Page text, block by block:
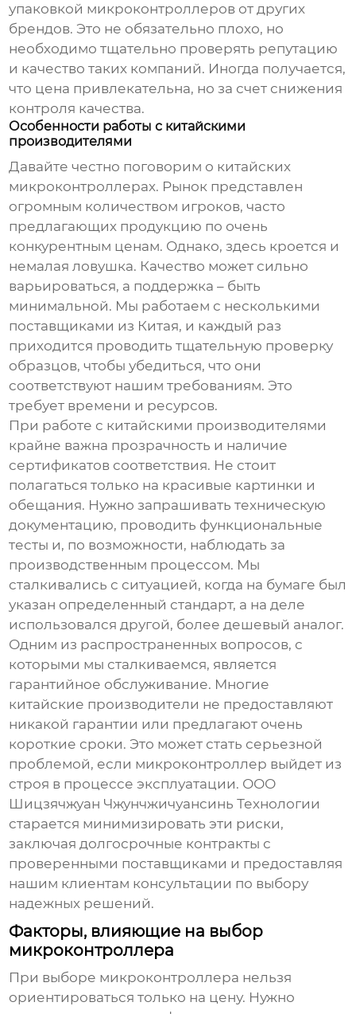
упаковкой микроконтроллеров от других
брендов. Это не обязательно плохо, но
необходимо тщательно проверять репутацию
и качество таких компаний. Иногда получается,
что цена привлекательна, но за счет снижения
контроля качества.
Особенности работы с китайскими
производителями
Давайте честно поговорим о китайских
микроконтроллерах. Рынок представлен
огромным количеством игроков, часто
предлагающих продукцию по очень
конкурентным ценам. Однако, здесь кроется и
немалая ловушка. Качество может сильно
варьироваться, а поддержка – быть
минимальной. Мы работаем с несколькими
поставщиками из Китая, и каждый раз
приходится проводить тщательную проверку
образцов, чтобы убедиться, что они
соответствуют нашим требованиям. Это
требует времени и ресурсов.
При работе с китайскими производителями
крайне важна прозрачность и наличие
сертификатов соответствия. Не стоит
полагаться только на красивые картинки и
обещания. Нужно запрашивать техническую
документацию, проводить функциональные
тесты и, по возможности, наблюдать за
производственным процессом. Мы
сталкивались с ситуацией, когда на бумаге был
указан определенный стандарт, а на деле
использовался другой, более дешевый аналог.
Одним из распространенных вопросов, с
которыми мы сталкиваемся, является
гарантийное обслуживание. Многие
китайские производители не предоставляют
никакой гарантии или предлагают очень
короткие сроки. Это может стать серьезной
проблемой, если микроконтроллер выйдет из
строя в процессе эксплуатации. ООО
Шицзячжуан Чжунчжичуансинь Технологии
старается минимизировать эти риски,
заключая долгосрочные контракты с
проверенными поставщиками и предоставляя
нашим клиентам консультации по выбору
надежных решений.
Факторы, влияющие на выбор
микроконтроллера
При выборе микроконтроллера нельзя
ориентироваться только на цену. Нужно